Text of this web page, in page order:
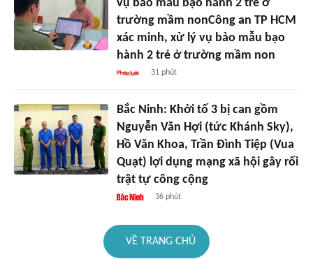
vụ bảo mẫu bạo hành 2 trẻ ở
trường mầm nonCông an TP HCM
xác minh, xử lý vụ bảo mẫu bạo
hành 2 trẻ ở trường mầm non
31 phút
Bắc Ninh: Khởi tố 3 bị can gồm
Nguyễn Văn Hợi (tức Khánh Sky),
Hồ Văn Khoa, Trần Đình Tiệp (Vua
Quạt) lợi dụng mạng xã hội gây rối
trật tự công cộng
36 phút
VỀ TRANG CHỦ